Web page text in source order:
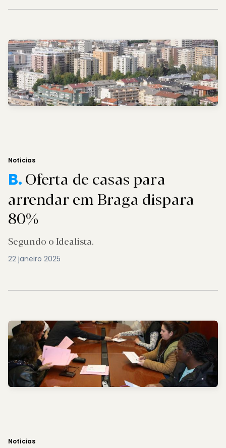
Notícias
B.Oferta de casas para
arrendar em Braga dispara
80%
Segundo o Idealista.
22 janeiro 2025
Notícias